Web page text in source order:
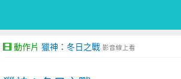
動作片 獵神：冬日之戰 影音線上看